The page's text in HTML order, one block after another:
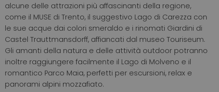
alcune delle attrazioni più affascinanti della regione,
come il MUSE di Trento, il suggestivo Lago di Carezza con
le sue acque dai colori smeraldo e i rinomati Giardini di
Castel Trauttmansdorff, affiancati dal museo Touriseum.
Gli amanti della natura e delle attività outdoor potranno
inoltre raggiungere facilmente il Lago di Molveno e il
romantico Parco Maia, perfetti per escursioni, relax e
panorami alpini mozzafiato.